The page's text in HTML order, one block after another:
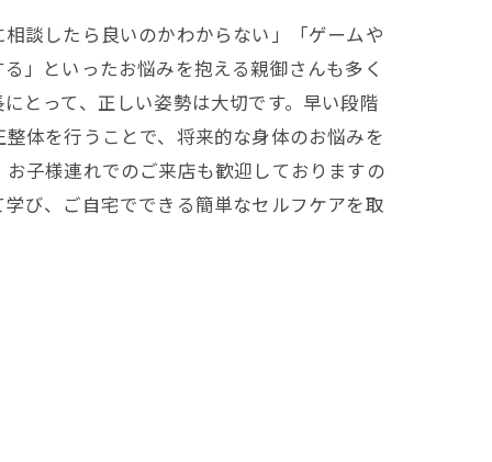
談したら良いのかわからない」「ゲームや
」といったお悩みを抱える親御さんも多く
とって、正しい姿勢は大切です。早い段階
体を行うことで、将来的な身体のお悩みを
子様連れでのご来店も歓迎しておりますの
び、ご自宅でできる簡単なセルフケアを取